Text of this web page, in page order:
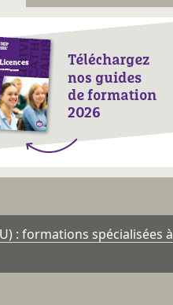
: formations spécialisées à